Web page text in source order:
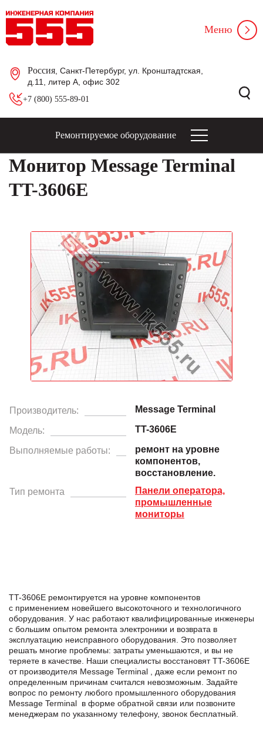
Россия , Санкт-Петербург, ул. Кронштадтская,
д.11, литер А, офис 302
+7 (800) 555-89-01
Меню
Ремонтируемое оборудование
Монитор Message Terminal
TT-3606E
Производитель: Message Terminal
Модель: TT-3606E
Выполняемые работы:
ремонт на уровне
компонентов,
восстановление.
Тип ремонта
Панели оператора,
промышленные
мониторы
TT-3606E ремонтируется на уровне компонентов
с применением новейшего высокоточного и технологичного
оборудования. У нас работают квалифицированные инженеры
с большим опытом ремонта электроники и возврата в
эксплуатацию неисправного оборудования. Это позволяет
решать многие проблемы: затраты уменьшаются, и вы не
теряете в качестве. Наши специалисты восстановят TT-3606E
от производителя Message Terminal , даже если ремонт по
определенным причинам считался невозможным. Задайте
вопрос по ремонту любого промышленного оборудования
Message Terminal в формe обратной связи или позвоните
менеджерам по указанному телефону, звонок бесплатный.